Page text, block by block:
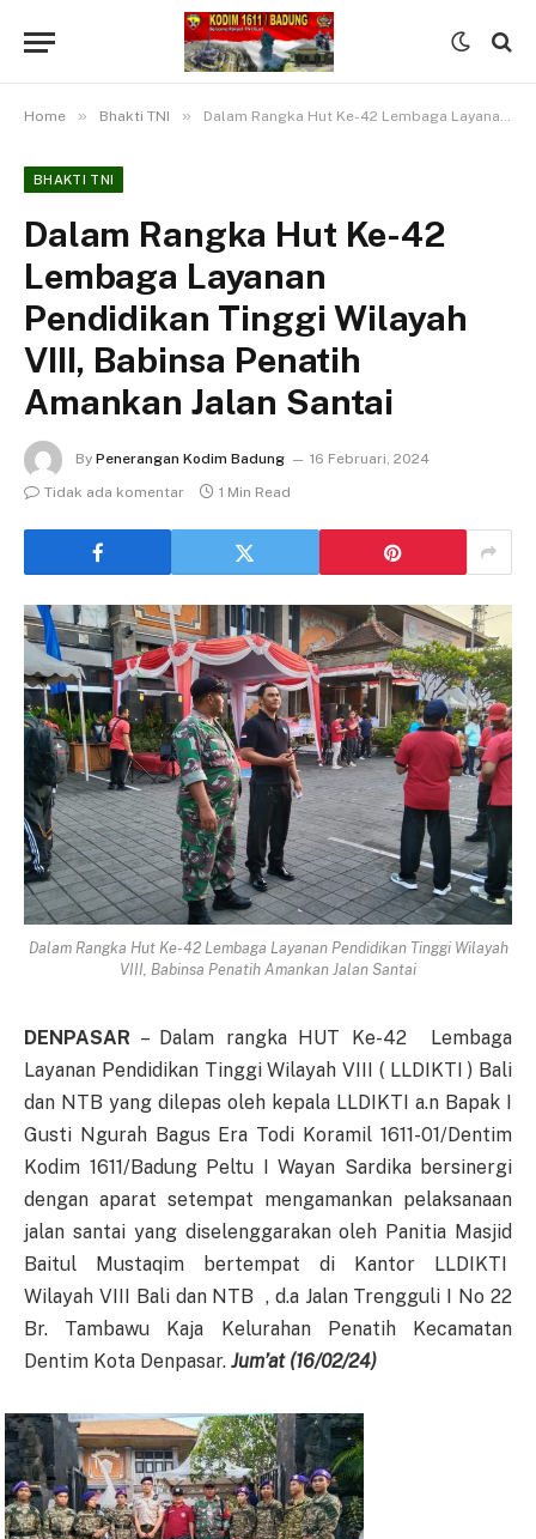
Home » Bhakti TNI » Dalam Rangka Hut Ke-42 Lembaga Layanan Pendidikan Tinggi Wilayah VIII, Babinsa Penatih Amankan Jalan Santai
BHAKTI TNI
Dalam Rangka Hut Ke-42
Lembaga Layanan
Pendidikan Tinggi Wilayah
VIII, Babinsa Penatih
Amankan Jalan Santai
By Penerangan Kodim Badung
16 Februari, 2024
Tidak ada komentar
1 Min Read
Dalam Rangka Hut Ke-42 Lembaga Layanan Pendidikan Tinggi Wilayah
VIII, Babinsa Penatih Amankan Jalan Santai
DENPASAR – Dalam rangka HUT Ke-42 Lembaga
Layanan Pendidikan Tinggi Wilayah VIII ( LLDIKTI ) Bali
dan NTB yang dilepas oleh kepala LLDIKTI a.n Bapak I
Gusti Ngurah Bagus Era Todi Koramil 1611-01/Dentim
Kodim 1611/Badung Peltu I Wayan Sardika bersinergi
dengan aparat setempat mengamankan pelaksanaan
jalan santai yang diselenggarakan oleh Panitia Masjid
Baitul Mustaqim bertempat di Kantor LLDIKTI
Wilayah VIII Bali dan NTB , d.a Jalan Trengguli I No 22
Br. Tambawu Kaja Kelurahan Penatih Kecamatan
Dentim Kota Denpasar. Jum’at(16/02/24)